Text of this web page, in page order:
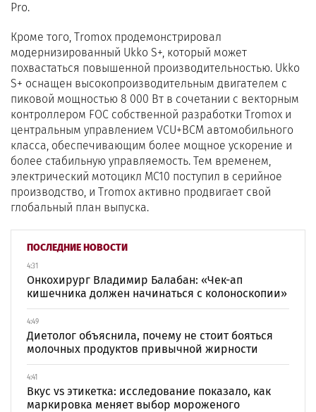
ПОСЛЕДНИЕ НОВОСТИ
4:31
Онкохирург Владимир Балабан: «Чек-ап
кишечника должен начинаться с колоноскопии»
4:49
Диетолог объяснила, почему не стоит бояться
молочных продуктов привычной жирности
4:41
Вкус vs этикетка: исследование показало, как
маркировка меняет выбор мороженого
Pro.
Кроме того, Tromox продемонстрировал
модернизированный Ukko S+, который может
похвастаться повышенной производительностью. Ukko
S+ оснащен высокопроизводительным двигателем с
пиковой мощностью 8 000 Вт в сочетании с векторным
контроллером FOC собственной разработки Tromox и
центральным управлением VCU+BCM автомобильного
класса, обеспечивающим более мощное ускорение и
более стабильную управляемость. Тем временем,
электрический мотоцикл MC10 поступил в серийное
производство, и Tromox активно продвигает свой
глобальный план выпуска.